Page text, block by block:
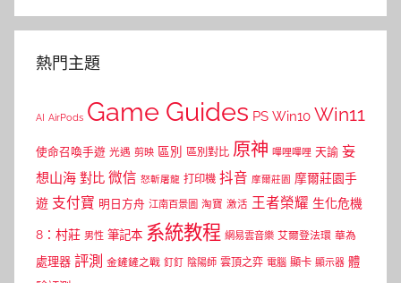
熱門主題
AI AirPods Game Guides PS Win10 Win11
使命召喚手遊 光遇 剪映 區別 區別對比 原神 嗶哩嗶哩 天諭 妄
想山海 對比 微信 怒斬屠龍 打印機 抖音 摩爾莊園 摩爾莊園手
遊 支付寶 明日方舟 江南百景圖 淘寶 激活 王者榮耀 生化危機
8：村莊 男性 筆記本 系統教程 網易雲音樂 艾爾登法環 華為
處理器 評測 金鏟鏟之戰 釘釘 陰陽師 雲頂之弈 電腦 顯卡 顯示器 體